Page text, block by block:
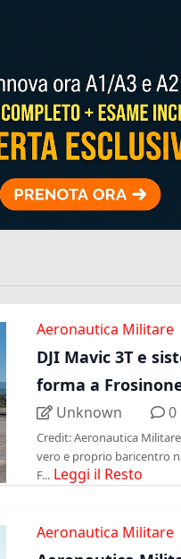
Aeronautica Militare
DJI Mavic 3T e
forma a
Unknown 0
Credit: Aeronautica
vero e proprio baricentro
F... Leggi il Resto
Aeronautica Militare